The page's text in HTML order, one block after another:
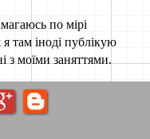
по мірі
там іноді публікую
з моїми заняттями.